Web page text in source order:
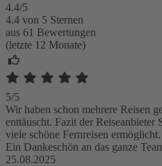
4.4/5
4.4 von 5 Sternen
aus 61 Bewertungen
(letzte 12 Monate)
5/5
Wir haben schon mehrere Reisen
enttäuscht. Fazit der Reiseanbieter
viele schöne Fernreisen ermöglicht.
Ein Dankeschön an das ganze
25.08.2025